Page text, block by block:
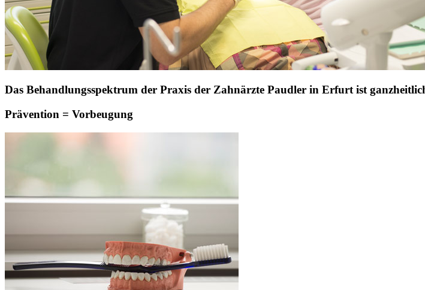
Das Behandlungsspektrum der Praxis der Zahnärzte Paudler in Erfurt ist
Prävention = Vorbeugung